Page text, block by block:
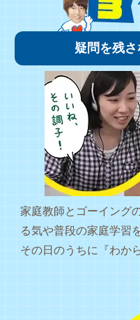
疑問を残
家庭教師とゴーイング
る気や普段の家庭学習
その日のうちに『わか